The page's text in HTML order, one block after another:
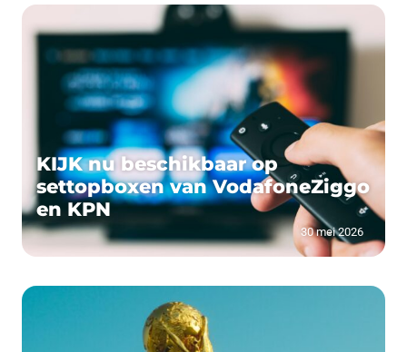
KIJK nu beschikbaar op
settopboxen van VodafoneZiggo
en KPN
30 mei 2026